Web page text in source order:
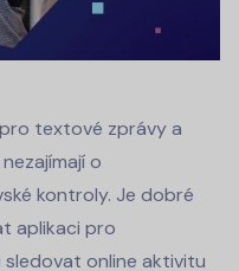
textové zprávy a
o
kontroly. Je dobré
aplikaci pro
online aktivitu